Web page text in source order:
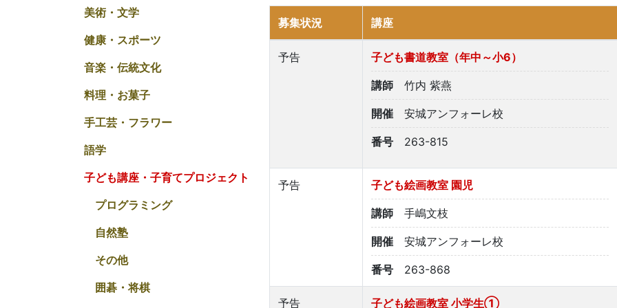
美術・文学
健康・スポーツ
音楽・伝統文化
料理・お菓子
手工芸・フラワー
語学
子ども講座・子育てプロジェクト
プログラミング
自然塾
その他
囲碁・将棋
募集状況 講座
予告 子ども書道教室（年中～小6）
講師 竹内 紫燕
開催 安城アンフォーレ校
番号 263-815
予告 子ども絵画教室 園児
講師 手嶋文枝
開催 安城アンフォーレ校
番号 263-868
予告 子ども絵画教室 小学生①